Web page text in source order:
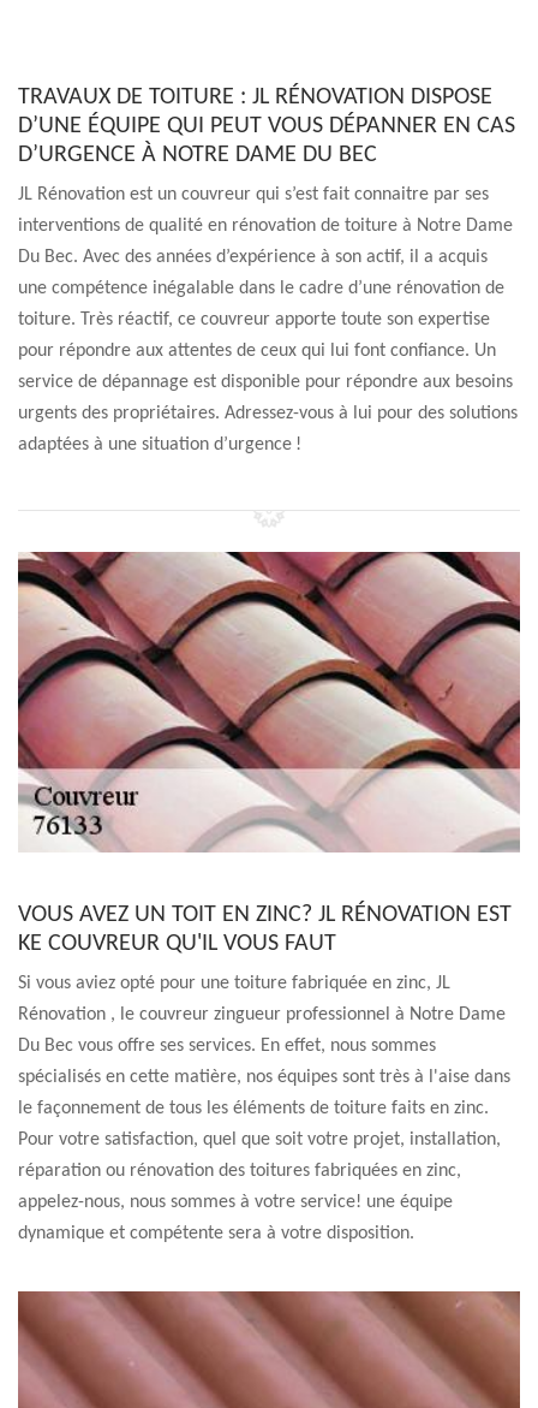
TRAVAUX DE TOITURE : JL RÉNOVATION DISPOSE
D’UNE ÉQUIPE QUI PEUT VOUS DÉPANNER EN CAS
D’URGENCE À NOTRE DAME DU BEC
JL Rénovation est un couvreur qui s’est fait connaitre par ses
interventions de qualité en rénovation de toiture à Notre Dame
Du Bec. Avec des années d’expérience à son actif, il a acquis
une compétence inégalable dans le cadre d’une rénovation de
toiture. Très réactif, ce couvreur apporte toute son expertise
pour répondre aux attentes de ceux qui lui font confiance. Un
service de dépannage est disponible pour répondre aux besoins
urgents des propriétaires. Adressez-vous à lui pour des solutions
adaptées à une situation d’urgence !
VOUS AVEZ UN TOIT EN ZINC? JL RÉNOVATION EST
KE COUVREUR QU'IL VOUS FAUT
Si vous aviez opté pour une toiture fabriquée en zinc, JL
Rénovation , le couvreur zingueur professionnel à Notre Dame
Du Bec vous offre ses services. En effet, nous sommes
spécialisés en cette matière, nos équipes sont très à l'aise dans
le façonnement de tous les éléments de toiture faits en zinc.
Pour votre satisfaction, quel que soit votre projet, installation,
réparation ou rénovation des toitures fabriquées en zinc,
appelez-nous, nous sommes à votre service! une équipe
dynamique et compétente sera à votre disposition.